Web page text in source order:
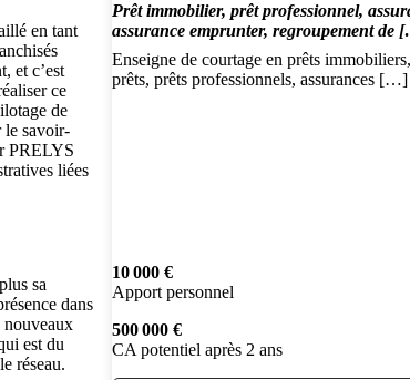
en tant
et c’est
ce
de
le savoir-
PRELYS
liées
sa
dans
nouveaux
est du
réseau.
Prêt immobilier, prêt professionnel,
assurance emprunter, regroupement de
Enseigne de courtage en prêts
prêts, prêts professionnels, assurances […]
10 000 €
Apport personnel
500 000 €
CA potentiel après 2 ans